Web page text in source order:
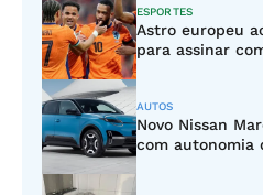
ESPORTES
Astro europeu
para assinar
AUTOS
Novo Nissan
com autonomia